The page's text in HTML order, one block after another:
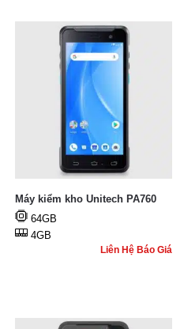
Máy kiểm kho Unitech PA760
64GB
4GB
Liên Hệ Báo Giá